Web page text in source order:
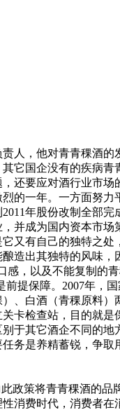
，他对青青稞酒的
它国企没有的疾病
要应对酒行业市
的一年。一方面努
年股份改制全部
并成为国内资本市
有自己的独特之
造出其独特的风味
，以及不能复制的
提保障。2007年
、白酒（青稞原
卡检查站，目的就
于其它酒企不同的
务是养精蓄锐，争
策将青青稞酒的品
消费时代，消费者